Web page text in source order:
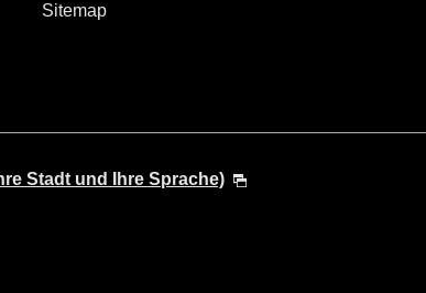
Sitemap
Stadt und Ihre Sprache)